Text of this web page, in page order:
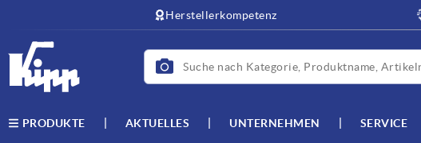
Herstellerkompetenz
PRODUKTE AKTUELLES UNTERNEHMEN SERVICE